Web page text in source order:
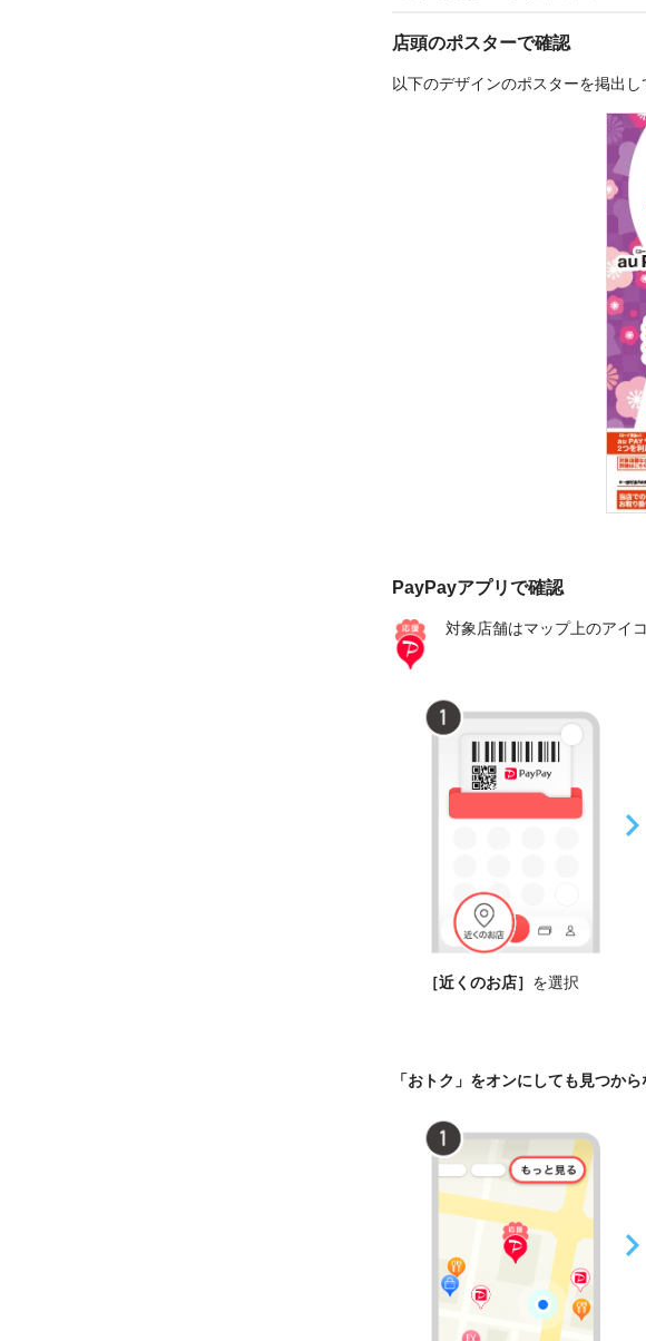
店頭のポスターで確認
以下のデザインのポスターを掲出し
PayPayアプリで確認
対象店舗はマップ上のアイ
［近くのお店］ を選択
「おトク」をオンにしても見つか